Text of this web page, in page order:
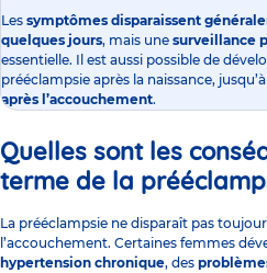
Les symptômes disparaissent
quelques jours, mais une surveillance
essentielle. Il est aussi possible de
prééclampsie après la naissance, jusqu’à
après l’accouchement.
Quelles sont les
terme de la
La prééclampsie ne disparaît pas
l’accouchement. Certaines femmes
hypertension chronique, des